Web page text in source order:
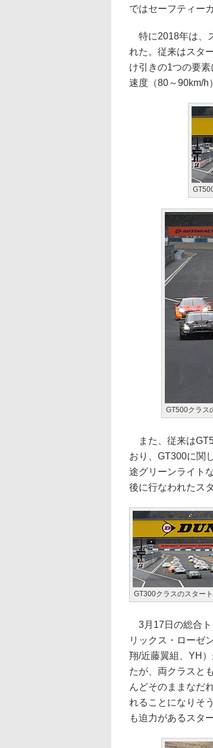
ではセーフティー
特に2018年は、
れた。従来はスタ
け引きの1つの要
速度（80～90km/h
GT500クラス
また、従来は
おり、GT300に関
途グリーンライト
後に行なわれたス
GT300クラスのスタート
3月17日の総合ト
リックス・ローゼ
翔/近藤翼組、YH
たが、両クラスと
んどそのままなだ
れることになりそ
も迫力があるスタ